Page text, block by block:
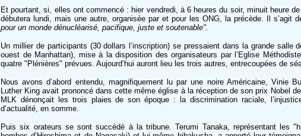
Et pourtant, si, elles ont commencé : hier vendredi, à 6 heures du soir, minuit heure
débutera lundi, mais une autre, organisée par et pour les ONG, la précède. Il s’agit
pour un monde dénucléarisé, pacifique, juste et soutenable".
Un millier de participants (30 dollars l’inscription) se pressaient dans la grande salle
ouest de Manhattan), mise à la disposition des organisateurs par l’Eglise
quatre "Plénières" prévues. Aujourd’hui auront lieu les trois autres, entrecoupées de
Nous avons d’abord entendu, magnifiquement lu par une noire Américaine, Vinie
Luther King avait prononcé dans cette même église à la réception de son prix Nobel
MLK dénonçait les trois plaies de son époque : la discrimination raciale,
d’actualité, en somme.
Puis six orateurs se sont succédé à la tribune. Terumi Tanaka, représentant les